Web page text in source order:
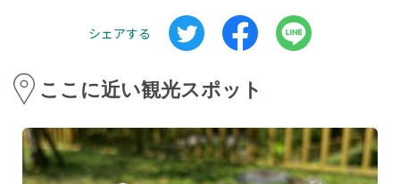
シェアする
ここに近い観光スポット